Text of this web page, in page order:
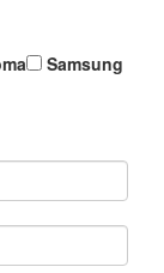
Samsung